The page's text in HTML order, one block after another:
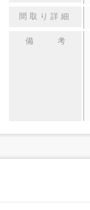
間取り詳細
備 考